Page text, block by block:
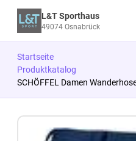
L&T Sporthaus
49074 Osnabrück
Startseite
Produktkatalog
SCHÖFFEL Damen